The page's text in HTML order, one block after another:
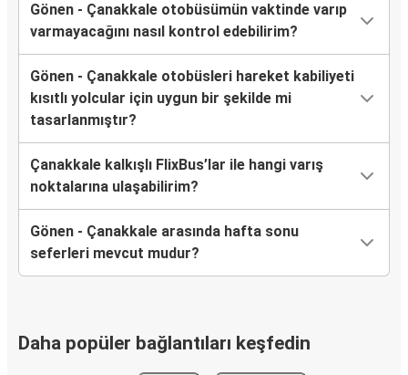
Gönen - Çanakkale otobüsümün vaktinde varıp
varmayacağını nasıl kontrol edebilirim?
Gönen - Çanakkale otobüsleri hareket kabiliyeti
kısıtlı yolcular için uygun bir şekilde mi
tasarlanmıştır?
Çanakkale kalkışlı FlixBus’lar ile hangi varış
noktalarına ulaşabilirim?
Gönen - Çanakkale arasında hafta sonu
seferleri mevcut mudur?
Daha popüler bağlantıları keşfedin